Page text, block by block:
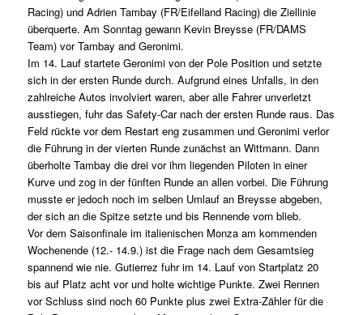
Racing) und Adrien Tambay (FR/Eifelland Racing) die Ziellinie
überquerte. Am Sonntag gewann Kevin Breysse (FR/DAMS
Team) vor Tambay and Geronimi.
Im 14. Lauf startete Geronimi von der Pole Position und setzte
sich in der ersten Runde durch. Aufgrund eines Unfalls, in den
zahlreiche Autos involviert waren, aber alle Fahrer unverletzt
ausstiegen, fuhr das Safety-Car nach der ersten Runde raus. Das
Feld rückte vor dem Restart eng zusammen und Geronimi verlor
die Führung in der vierten Runde zunächst an Wittmann. Dann
überholte Tambay die drei vor ihm liegenden Piloten in einer
Kurve und zog in der fünften Runde an allen vorbei. Die Führung
musste er jedoch noch im selben Umlauf an Breysse abgeben,
der sich an die Spitze setzte und bis Rennende vorn blieb.
Vor dem Saisonfinale im italienischen Monza am kommenden
Wochenende (12.- 14.9.) ist die Frage nach dem Gesamtsieg
spannend wie nie. Gutierrez fuhr im 14. Lauf von Startplatz 20
bis auf Platz acht vor und holte wichtige Punkte. Zwei Rennen
vor Schluss sind noch 60 Punkte plus zwei Extra-Zähler für die